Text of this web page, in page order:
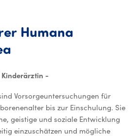
Humana
Kinderärztin -
Vorsorgeuntersuchungen für
bis zur Einschulung. Sie
geistige und soziale Entwicklung
einzuschätzen und mögliche